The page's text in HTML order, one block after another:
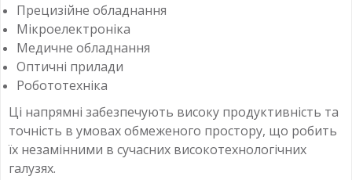
Прецизійне обладнання
Мікроелектроніка
Медичне обладнання
Оптичні прилади
Робототехніка
Ці напрямні забезпечують високу продуктивність та
точність в умовах обмеженого простору, що робить
їх незамінними в сучасних високотехнологічних
галузях.